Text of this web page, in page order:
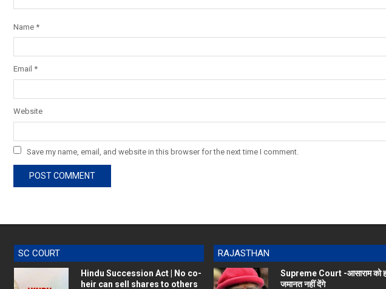
Name *
Email *
Website
Save my name, email, and website in this browser for the next time I comment.
SC COURT
Hindu Succession Act | No co-
heir can sell shares to others
RAJASTHAN
Supreme Court -आसाराम को
जमानत नहीं देंगे